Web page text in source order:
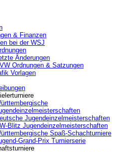
& Finanzen
bei der WSJ
Änderungen
Ordnungen & Satzungen
Vorlagen
Jugendeinzelmeisterschaften
Blitz Jugendeinzelmeisterschaften
Spaß-Schachturniere
Grand-Prix Turnierserie